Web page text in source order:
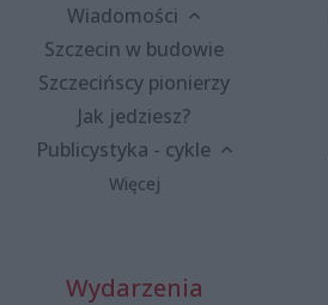
Wiadomości
Szczecin w budowie
Szczecińscy pionierzy
Jak jedziesz?
Publicystyka - cykle
Więcej
Wydarzenia